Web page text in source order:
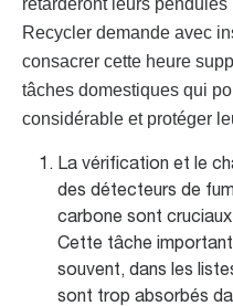
Recycler demande avec
consacrer cette heure
tâches domestiques qui
considérable et protéger
La vérification et le
des détecteurs de
carbone sont
Cette tâche
souvent, dans les
sont trop absorbés